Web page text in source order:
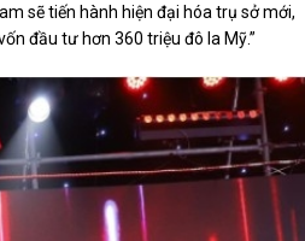
sẽ tiến hành hiện đại hóa trụ sở mới,
đầu tư hơn 360 triệu đô la Mỹ.”